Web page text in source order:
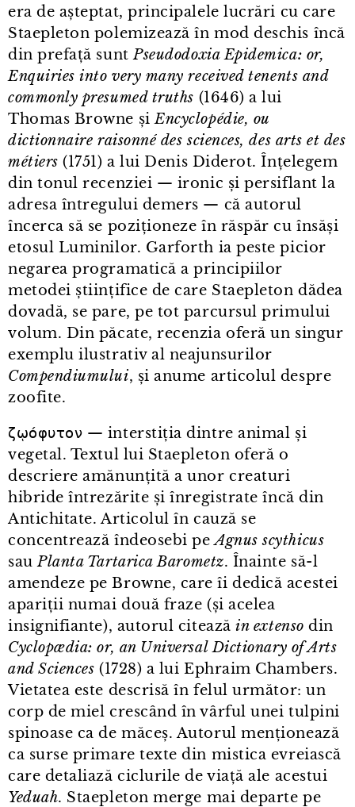
era de așteptat, principalele lucrări cu care
Staepleton polemizează în mod deschis încă
din prefață suntPseudodoxia Epidemica: or,
Enquiries into very many received tenents and
commonly presumed truths (1646) a lui
Thomas Browne șiEncyclopédie, ou
dictionnaire raisonné des sciences, des arts et des
métiers (1751) a lui Denis Diderot. Înțelegem
din tonul recenziei — ironic și persiflant la
adresa întregului demers — că autorul
încerca să se poziționeze în răspăr cu însăși
etosul Luminilor. Garforth ia peste picior
negarea programatică a principiilor
metodei științifice de care Staepleton dădea
dovadă, se pare, pe tot parcursul primului
volum. Din păcate, recenzia oferă un singur
exemplu ilustrativ al neajunsurilor
Compendiumului, și anume articolul despre
zoofite.
ζῳόφυτον — interstiția dintre animal și
vegetal. Textul lui Staepleton oferă o
descriere amănunțită a unor creaturi
hibride întrezărite și înregistrate încă din
Antichitate. Articolul în cauză se
concentrează îndeosebi peAgnus scythicus
sauPlanta Tartarica Barometz. Înainte să-l
amendeze pe Browne, care îi dedică acestei
apariții numai două fraze (și acelea
insignifiante), autorul citeazăin extenso din
Cyclopædia: or, an Universal Dictionary of Arts
and Sciences (1728) a lui Ephraim Chambers.
Vietatea este descrisă în felul următor: un
corp de miel crescând în vârful unei tulpini
spinoase ca de măceș. Autorul menționează
ca surse primare texte din mistica evreiască
care detaliază ciclurile de viață ale acestui
Yeduah. Staepleton merge mai departe pe